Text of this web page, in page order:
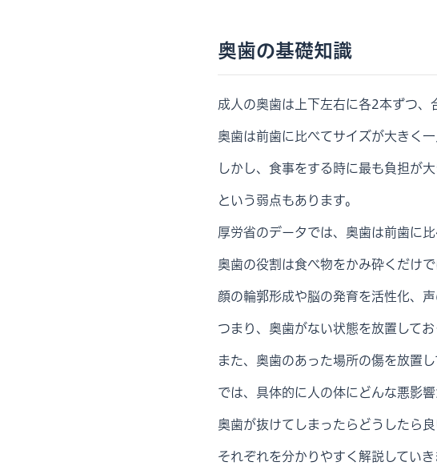
奥歯の基礎知識
成人の奥歯は上下左右に各2本ずつ、
奥歯は前歯に比べてサイズが大きく
しかし、食事をする時に最も負担が
という弱点もあります。
厚労省のデータでは、奥歯は前歯に
奥歯の役割は食べ物をかみ砕くだけで
顔の輪郭形成や脳の発育を活性化、
つまり、奥歯がない状態を放置して
また、奥歯のあった場所の傷を放置
では、具体的に人の体にどんな悪影
奥歯が抜けてしまったらどうしたら良
それぞれを分かりやすく解説していき